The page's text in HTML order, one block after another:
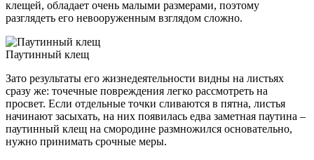
клещей, обладает очень малыми размерами, поэтому
разглядеть его невооруженным взглядом сложно.
Паутинный клещ
Зато результаты его жизнедеятельности видны на листьях
сразу же: точечные повреждения легко рассмотреть на
просвет. Если отдельные точки сливаются в пятна, листья
начинают засыхать, на них появилась едва заметная паутина –
паутинный клещ на смородине размножился основательно,
нужно принимать срочные меры.